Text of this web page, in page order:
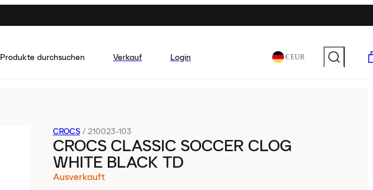
Produkte durchsuchen Verkauf Login € EUR
CROCS / 210023-103
CROCS CLASSIC SOCCER CLOG
WHITE BLACK TD
Ausverkauft